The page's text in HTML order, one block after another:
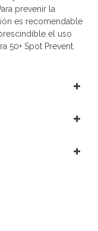
prevenir la
es recomendable
el uso
50+ Spot Prevent.